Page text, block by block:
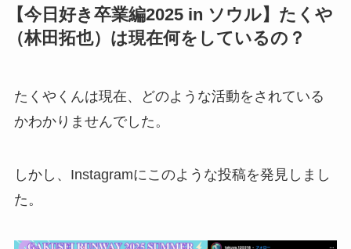
【今日好き卒業編2025 in ソウル】たくや
（林田拓也）は現在何をしているの？
たくやくんは現在、どのような活動をされている
かわかりませんでした。
しかし、Instagramにこのような投稿を発見しまし
た。